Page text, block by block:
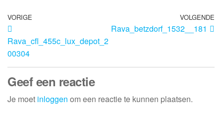
VORIGE
Rava_cfl_455c_lux_depot_2
00304
VOLGENDE
Rava_betzdorf_1532__181
Geef een reactie
Je moet inloggen om een reactie te kunnen plaatsen.